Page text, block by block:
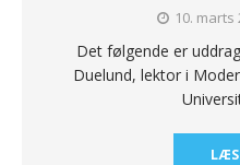
10. marts
Det følgende er
Duelund, lektor i
LÆS